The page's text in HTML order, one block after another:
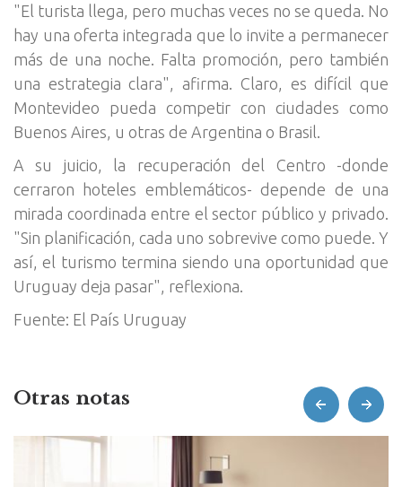
"El turista llega, pero muchas veces no se queda. No
hay una oferta integrada que lo invite a permanecer
más de una noche. Falta promoción, pero también
una estrategia clara", afirma. Claro, es difícil que
Montevideo pueda competir con ciudades como
Buenos Aires, u otras de Argentina o Brasil.
A su juicio, la recuperación del Centro -donde
cerraron hoteles emblemáticos- depende de una
mirada coordinada entre el sector público y privado.
"Sin planificación, cada uno sobrevive como puede. Y
así, el turismo termina siendo una oportunidad que
Uruguay deja pasar", reflexiona.
Fuente: El País Uruguay
Otras notas prev next